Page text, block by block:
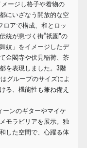
ージし格子や着物の
にいざなう開放的な空
アで構成、和とロッ
統が息づく街“祇園”の
妓」をイメージしたデ
金閣寺や伏見稲荷、茶
を表現しました。3階
グループのサイズによ
る、機能性も兼ね備え
ンのギターやマイケ
モラビリアを展示。独
した空間で、心躍る体